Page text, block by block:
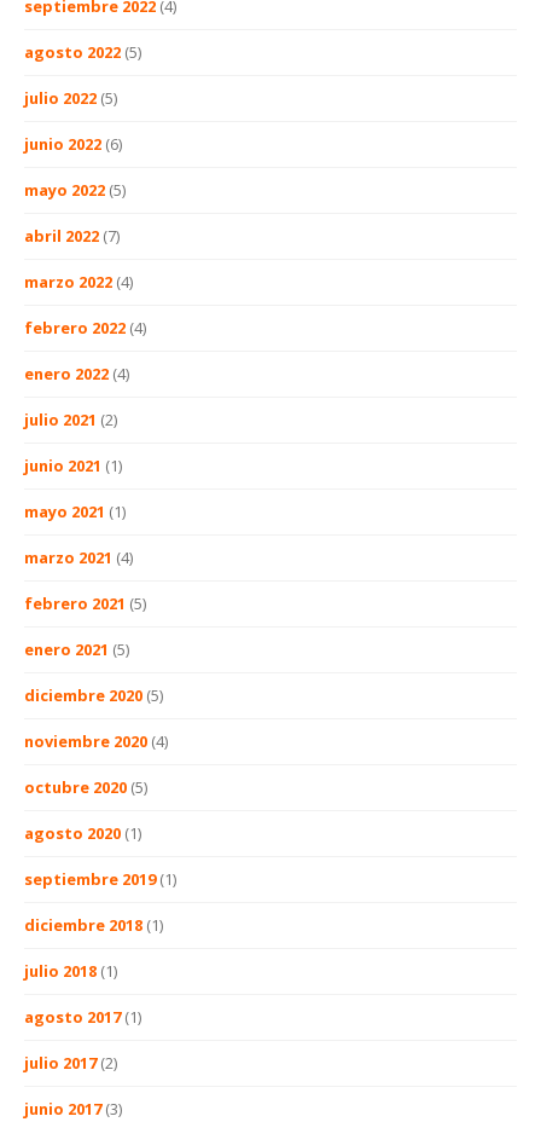
septiembre 2022 (4)
agosto 2022 (5)
julio 2022 (5)
junio 2022 (6)
mayo 2022 (5)
abril 2022 (7)
marzo 2022 (4)
febrero 2022 (4)
enero 2022 (4)
julio 2021 (2)
junio 2021 (1)
mayo 2021 (1)
marzo 2021 (4)
febrero 2021 (5)
enero 2021 (5)
diciembre 2020 (5)
noviembre 2020 (4)
octubre 2020 (5)
agosto 2020 (1)
septiembre 2019(1)
diciembre 2018 (1)
julio 2018 (1)
agosto 2017(1)
julio 2017(2)
junio 2017(3)